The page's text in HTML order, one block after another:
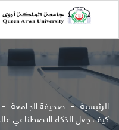
الرئيسية صحيفة الجامعة
كيف جعل الذكاء الاصطناعي